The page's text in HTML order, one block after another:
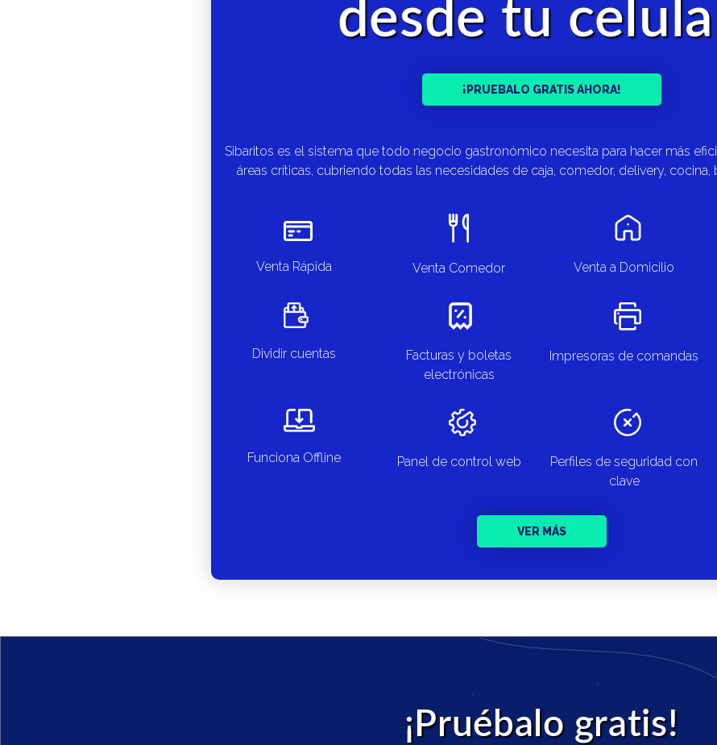
desde tu
¡PRUEBALO GRATIS AHORA!
Sibaritos es el sistema que todo negocio gastronómico necesita para hacer más
áreas críticas, cubriendo todas las necesidades de caja, comedor, delivery,
Venta Rápida Venta Comedor Venta a Domicilio
Dividir cuentas
Facturas y boletas
electrónicas
Impresoras de comandas
Funciona Offline Panel de control web
Perfiles de seguridad con
clave
VER MÁS
¡Pruébalo gratis!